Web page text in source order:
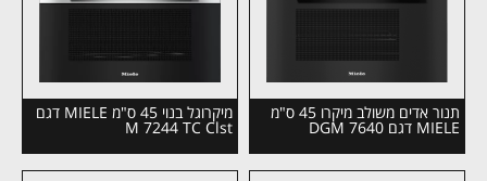
תנור אדים משולב מיקרו 45 ס"מ
MIELE דגם DGM 7640
מיקרוגל בנוי 45 ס"מ MIELE דגם
M 7244 TC Clst